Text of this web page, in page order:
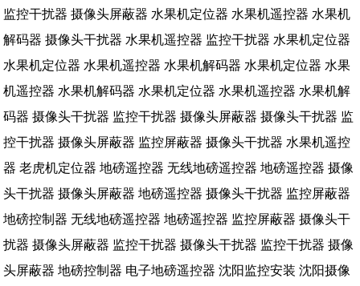
监控干扰器 摄像头屏蔽器 水果机定位器 水果机遥控器 水果机
解码器 摄像头干扰器 水果机遥控器 监控干扰器 水果机定位器
水果机定位器 水果机遥控器 水果机解码器 水果机定位器 水果
机遥控器 水果机解码器 水果机定位器 水果机遥控器 水果机解
码器 摄像头干扰器 监控干扰器 摄像头屏蔽器 摄像头干扰器 监
控干扰器 摄像头屏蔽器 监控屏蔽器 摄像头干扰器 水果机遥控
器 老虎机定位器 地磅遥控器 无线地磅遥控器 地磅遥控器 摄像
头干扰器 摄像头屏蔽器 地磅遥控器 摄像头干扰器 监控屏蔽器
地磅控制器 无线地磅遥控器 地磅遥控器 监控屏蔽器 摄像头干
扰器 摄像头屏蔽器 监控干扰器 摄像头干扰器 监控干扰器 摄像
头屏蔽器 地磅控制器 电子地磅遥控器 沈阳监控安装 沈阳摄像